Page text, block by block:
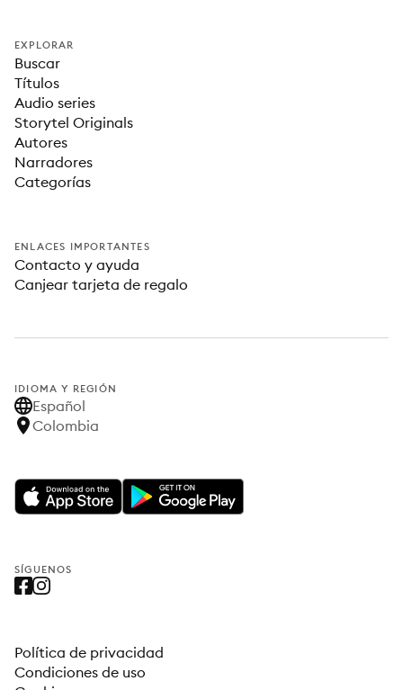
EXPLORAR
Buscar
Títulos
Audio series
Storytel Originals
Autores
Narradores
Categorías
ENLACES IMPORTANTES
Contacto y ayuda
Canjear tarjeta de regalo
IDIOMA Y REGIÓN
Español
Colombia
SÍGUENOS
Política de privacidad
Condiciones de uso